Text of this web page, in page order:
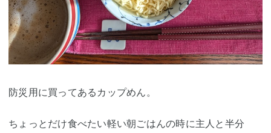
防災用に買ってあるカップめん。
ちょっとだけ食べたい軽い朝ごはんの時に主人と半分